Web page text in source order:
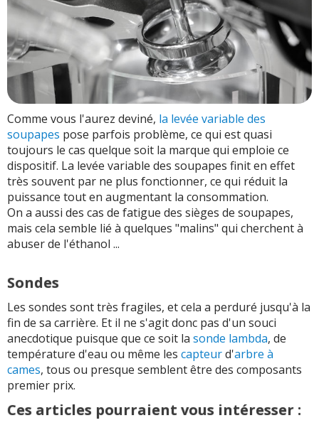
Comme vous l'aurez deviné, la levée variable des
soupapes pose parfois problème, ce qui est quasi
toujours le cas quelque soit la marque qui emploie ce
dispositif. La levée variable des soupapes finit en effet
très souvent par ne plus fonctionner, ce qui réduit la
puissance tout en augmentant la consommation.
On a aussi des cas de fatigue des sièges de soupapes,
mais cela semble lié à quelques "malins" qui cherchent à
abuser de l'éthanol ...
Sondes
Les sondes sont très fragiles, et cela a perduré jusqu'à la
fin de sa carrière. Et il ne s'agit donc pas d'un souci
anecdotique puisque que ce soit la sonde lambda, de
température d'eau ou même les capteurd'arbre à
cames, tous ou presque semblent être des composants
premier prix.
Ces articles pourraient vous intéresser :